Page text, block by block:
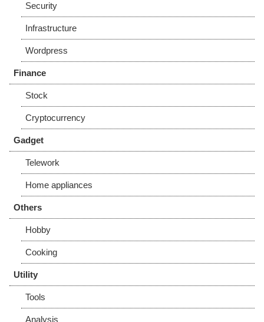
Security
Infrastructure
Wordpress
Finance
Stock
Cryptocurrency
Gadget
Telework
Home appliances
Others
Hobby
Cooking
Utility
Tools
Analysis